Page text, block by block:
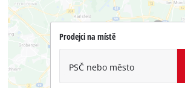
Prodejci na místě
PSČ nebo město